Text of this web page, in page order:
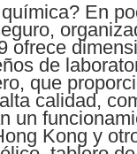
En
de
que
calidad,
un
Kong y